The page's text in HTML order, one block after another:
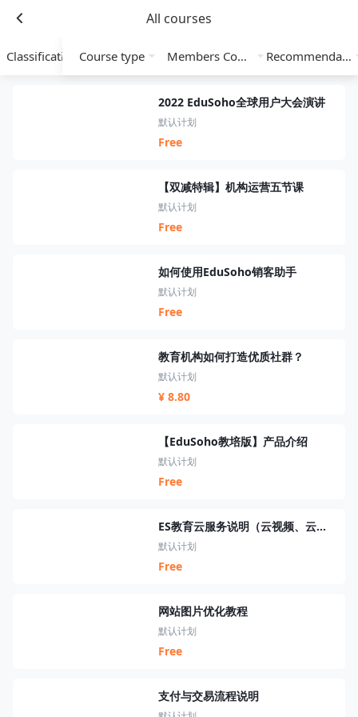
All courses
Classification Course type Members Course Recommendation
2022 EduSoho全球用户大会演讲
默认计划
Free
【双减特辑】机构运营五节课
默认计划
Free
如何使用EduSoho销客助手
默认计划
Free
教育机构如何打造优质社群？
默认计划
¥ 8.80
【EduSoho教培版】产品介绍
默认计划
Free
ES教育云服务说明（云视频、云短信、云资源、云搜索、云直播）
默认计划
Free
网站图片优化教程
默认计划
Free
支付与交易流程说明